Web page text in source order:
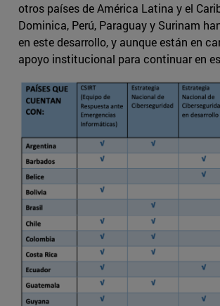
otros países de América Latina y el
Dominica, Perú, Paraguay y Surinam
en este desarrollo, y aunque están en
apoyo institucional para continuar en